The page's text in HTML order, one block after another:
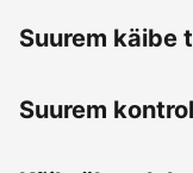
Suurem käibe
Suurem